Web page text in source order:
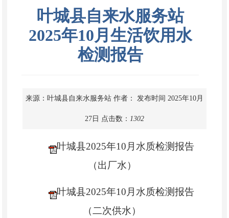
叶城县自来水服务站
2025年10月生活饮用水
检测报告
来源：叶城县自来水服务站 作者： 发布时间 2025年10月
27日 点击数： 1302
叶城县2025年10月水质检测报告
（出厂水）
叶城县2025年10月水质检测报告
（二次供水）